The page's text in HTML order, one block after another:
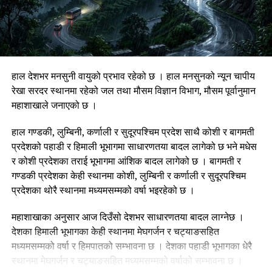
मकर : दिन सामान्य छ। मन अशान्त र खटपटी बढ्ने जोखिम छ। विपक्षी
साथीको आवाज चर्को बन्दै जानेछ। धार्मिक कार्यमा सहभागी भएर दिनको
सुरुवात गरेमा दैनिकी सहज बन्नेछ।
हुनेछ। धार्मिक कार्यमा सहभागी भएर कामको सुरुवात गरेमा दिन सहज
बन्नेछ। परिवारसँगको सम्बन्ध सुमधुर बन्नेछ।
साथीले तपाईंलाई सहयोग गर्नेछन्। खानपानमा सम:या हुँदा स्वास्थ्यमा
सम:या हुनेछ।
सम्बन्धित खवर :
UP NEXT
फिफा विश्वकप २०२६ : कुन टोली कुन समूहमा ?
DON'T MISS
चैत १२ गते अगाडि सार्वजनिक निकायमा नियुक्त पदाधिकारी स्वतः
हाल देशभर मनसुनी वायुको प्रभाव रहेको छ । हाल मनसुनको न्यून चापीय
रेखा सरदर स्थानमा रहेको जल तथा मौसम विज्ञान विभाग, मौसम पूर्वानुमान
महाशाखाले जनाएको छ ।
हाल गण्डकी, लुम्बिनी, कर्णाली र सुदूरपश्चिम प्रदेश साथै कोशी र बागमती
प्रदेशको पहाडी र हिमाली भूभागमा साधारणतया बादल लागेको छ भने मधेस
र कोशी प्रदेशका तराई भूभागमा आंशिक बादल लागेको छ । बागमती र
गण्डकी प्रदेशका केही स्थानमा कोशी, लुम्बिनी र कर्णाली र सुदूरपश्चिम
प्रदेशका थोरै स्थानमा मध्यमसम्मको वर्षा भइरहेको छ ।
महाशाखाका अनुसार आज दिउँसो देशभर साधारणतया बादल लाग्नेछ ।
देशका हिमाली भूभागका केही स्थानमा मेघगर्जन र चट्याङसहित
मध्यमसम्मको वर्षा र हिमपातको सम्भावना छ । देशका पहाडी भूभागका धेरै
स्थानमा मेघगर्जन र चट्याङसहित मध्यमसम्मको वर्षाको सम्भावना छ ।